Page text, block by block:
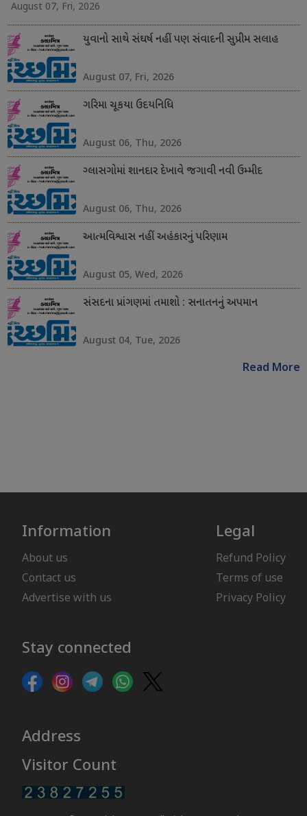
August 07, Fri, 2026
યુવાનો સાથે સંઘર્ષ નહીં પણ સંવાદની સુપ્રીમ સલાહ
August 07, Fri, 2026
ગરિમા ચૂકયા ઉદયનિધિ
August 06, Thu, 2026
ગ્લાસગોમાં શાનદાર દેખાવે જગાવી નવી ઉમ્મીદ
August 06, Thu, 2026
આત્મવિશ્વાસ નહીં અહંકારનું પરિણામ
August 05, Wed, 2026
સંસદના પ્રાંગણમાં તમાશો : સનાતનનું અપમાન
August 04, Tue, 2026
Read More
Information
About us
Contact us
Advertise with us
Legal
Refund Policy
Terms of use
Privacy Policy
Stay connected
Address
Visitor Count